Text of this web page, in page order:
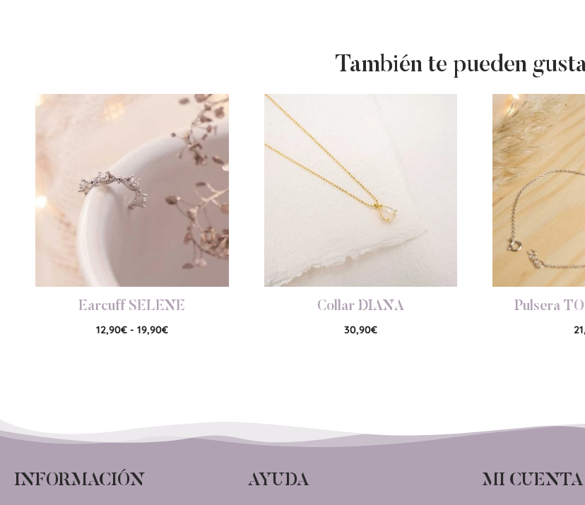
También te pueden
Earcuff SELENE
12,90€ - 19,90€
Collar DIANA
30,90€
Pulsera
INFORMACIÓN AYUDA MI CUENTA